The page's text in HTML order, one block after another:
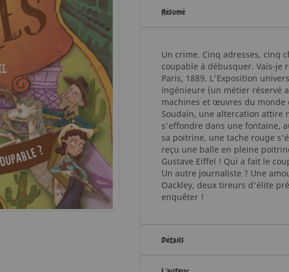
Résumé
Un crime. Cinq adresses, cinq
coupable à débusquer. Vais-je
Paris, 1889. L'Exposition
ingénieure (un métier réservé
machines et œuvres du
Soudain, une altercation attire
s'effondre dans une fontaine,
sa poitrine, une tache rouge
reçu une balle en pleine
Gustave Eiffel ! Qui a fait le
Un autre journaliste ? Une
Oackley, deux tireurs d'élite
enquêter !
Détails